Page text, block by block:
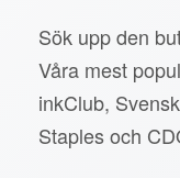
Sök upp den
Våra mest
inkClub,
Staples och